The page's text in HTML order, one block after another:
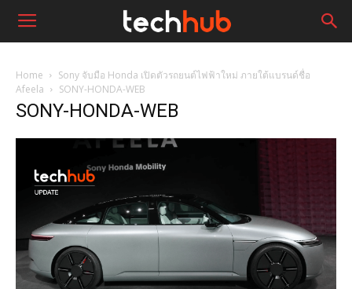
Home
Sony จับมือ Honda เปิดตัวรถยนต์ไฟฟ้าใหม่ ภายใต้แบรนด์ชื่อ
Afeela
SONY-HONDA-WEB
SONY-HONDA-WEB